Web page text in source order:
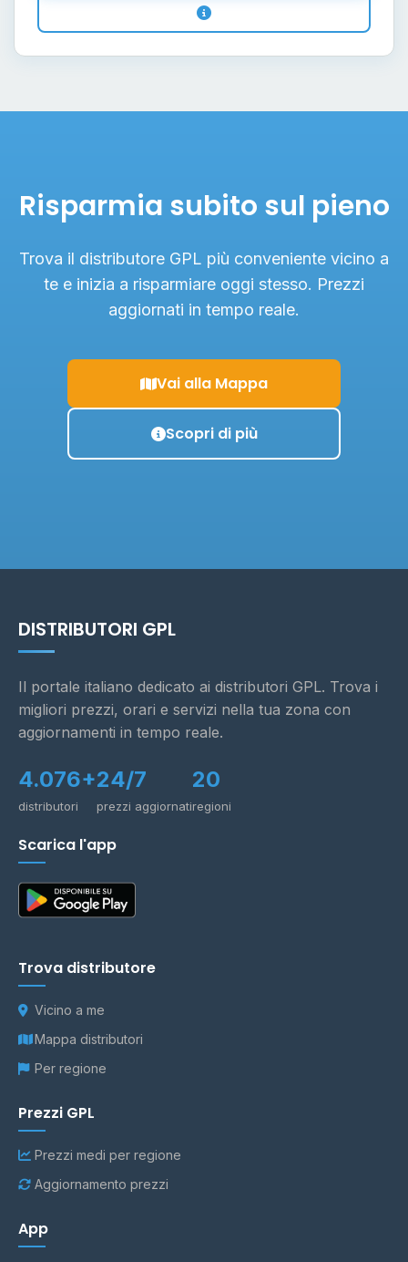
Risparmia subito sul pieno
Trova il distributore GPL più conveniente vicino a
te e inizia a risparmiare oggi stesso. Prezzi
aggiornati in tempo reale.
Vai alla Mappa
Scopri di più
DISTRIBUTORI GPL
Il portale italiano dedicato ai distributori GPL. Trova i
migliori prezzi, orari e servizi nella tua zona con
aggiornamenti in tempo reale.
4.076+
distributori
24/7
prezzi aggiornati
20
regioni
Scarica l'app
Trova distributore
Vicino a me
Mappa distributori
Per regione
Prezzi GPL
Prezzi medi per regione
Aggiornamento prezzi
App